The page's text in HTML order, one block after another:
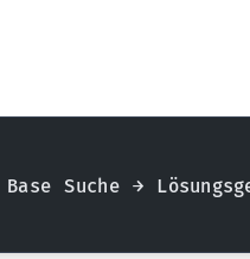
Suche →